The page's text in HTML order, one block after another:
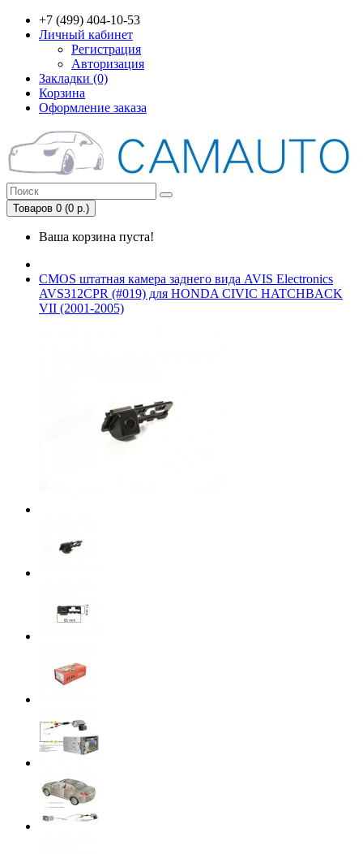
+7 (499) 404-10-53
Личный кабинет
Регистрация
Авторизация
Закладки (0)
Корзина
Оформление заказа
Товаров 0 (0 р.)
Ваша корзина пуста!
CMOS штатная камера заднего вида AVIS Electronics
AVS312CPR (#019) для HONDA CIVIC HATCHBACK
VII (2001-2005)